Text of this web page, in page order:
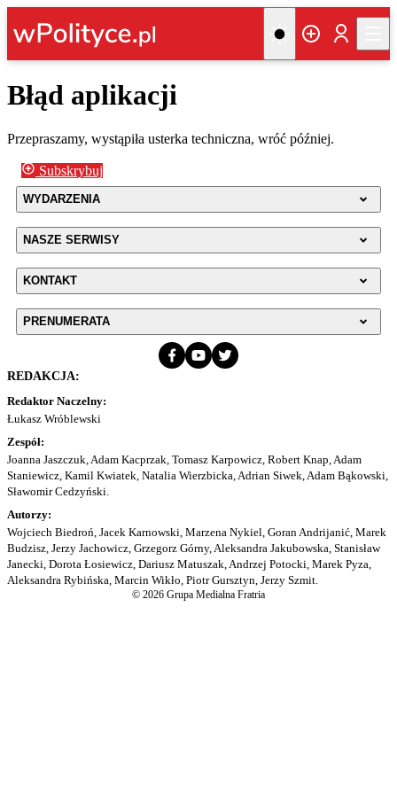
Błąd aplikacji
Przepraszamy, wystąpiła usterka techniczna, wróć później.
Subskrybuj
WYDARZENIA
NASZE SERWISY
KONTAKT
PRENUMERATA
REDAKCJA:
Redaktor Naczelny:
Łukasz Wróblewski
Zespół:
Joanna Jaszczuk, Adam Kacprzak, Tomasz Karpowicz, Robert Knap, Adam
Staniewicz, Kamil Kwiatek, Natalia Wierzbicka, Adrian Siwek, Adam Bąkowski,
Sławomir Cedzyński.
Autorzy:
Wojciech Biedroń, Jacek Karnowski, Marzena Nykiel, Goran Andrijanić, Marek
Budzisz, Jerzy Jachowicz, Grzegorz Górny, Aleksandra Jakubowska, Stanisław
Janecki, Dorota Łosiewicz, Dariusz Matuszak, Andrzej Potocki, Marek Pyza,
Aleksandra Rybińska, Marcin Wikło, Piotr Gursztyn, Jerzy Szmit.
© 2026 Grupa Medialna Fratria